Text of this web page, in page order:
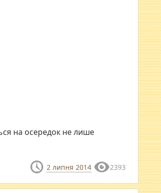
на осередок не лише
2 липня 2014 2393